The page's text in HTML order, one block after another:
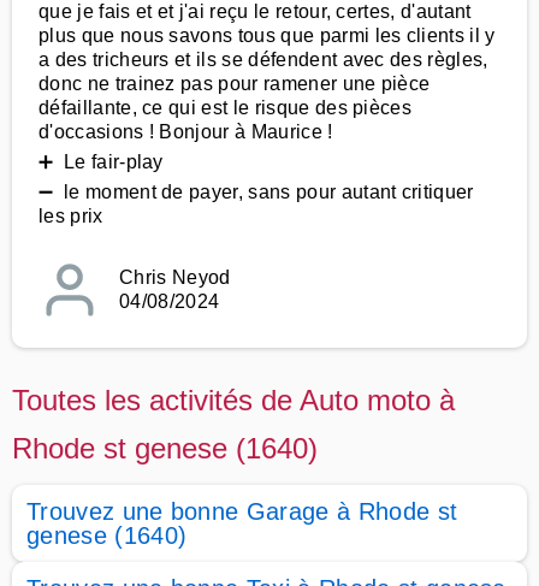
que je fais et et j'ai reçu le retour, certes, d'autant
plus que nous savons tous que parmi les clients il y
a des tricheurs et ils se défendent avec des règles,
donc ne trainez pas pour ramener une pièce
défaillante, ce qui est le risque des pièces
d'occasions ! Bonjour à Maurice !
➕ Le fair-play
➖ le moment de payer, sans pour autant critiquer
les prix
Chris Neyod
04/08/2024
Toutes les activités de Auto moto à
Rhode st genese (1640)
Trouvez une bonne Garage à Rhode st
genese (1640)